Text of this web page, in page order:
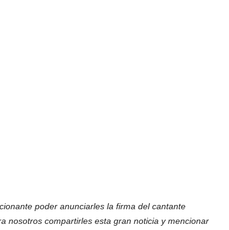
poder anunciarles la firma del cantante
nosotros compartirles esta gran noticia y mencionar